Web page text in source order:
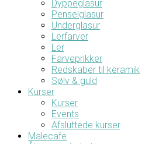
Dyppeglasur
Penselglasur
Underglasur
Lerfarver
Ler
Farveprikker
Redskaber til keramik
Sølv & guld
Kurser
Kurser
Events
Afsluttede kurser
Malecafe